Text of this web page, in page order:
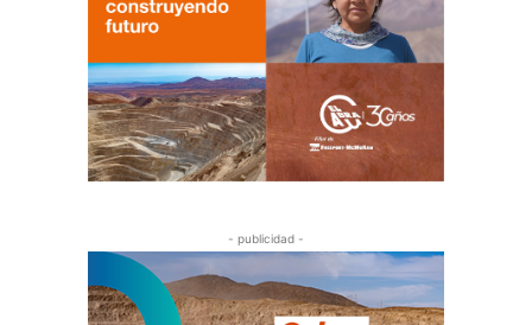
- publicidad -